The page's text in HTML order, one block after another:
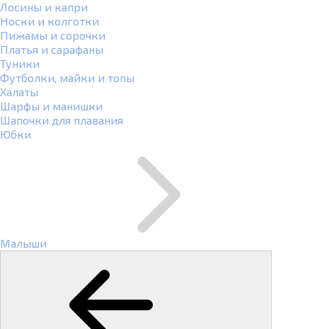
Лосины и капри
Носки и колготки
Пижамы и сорочки
Платья и сарафаны
Туники
Футболки, майки и топы
Халаты
Шарфы и манишки
Шапочки для плавания
Юбки
Малыши